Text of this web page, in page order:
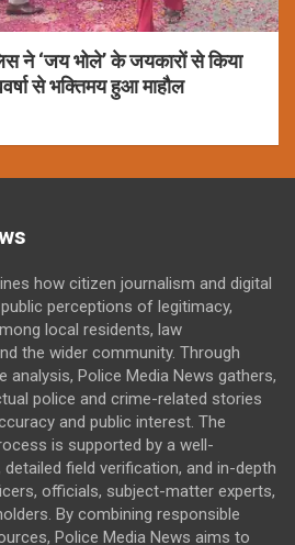
‘जय भोले’ के जयकारों से किया
से भक्तिमय हुआ माहौल
how citizen journalism and digital
perceptions of legitimacy,
local residents, law
the wider community. Through
analysis, Police Media News gathers,
police and crime-related stories
and public interest. The
is supported by a well-
field verification, and in-depth
officials, subject-matter experts,
By combining responsible
Police Media News aims to